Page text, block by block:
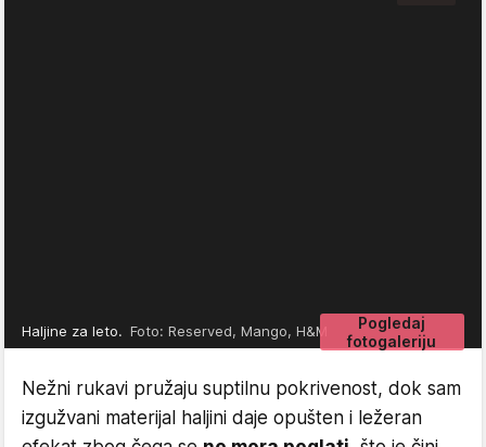
Pogledaj
fotogaleriju
Haljine za leto. Foto: Reserved, Mango, H&M
Nežni rukavi pružaju suptilnu pokrivenost, dok sam
izgužvani materijal haljini daje opušten i ležeran